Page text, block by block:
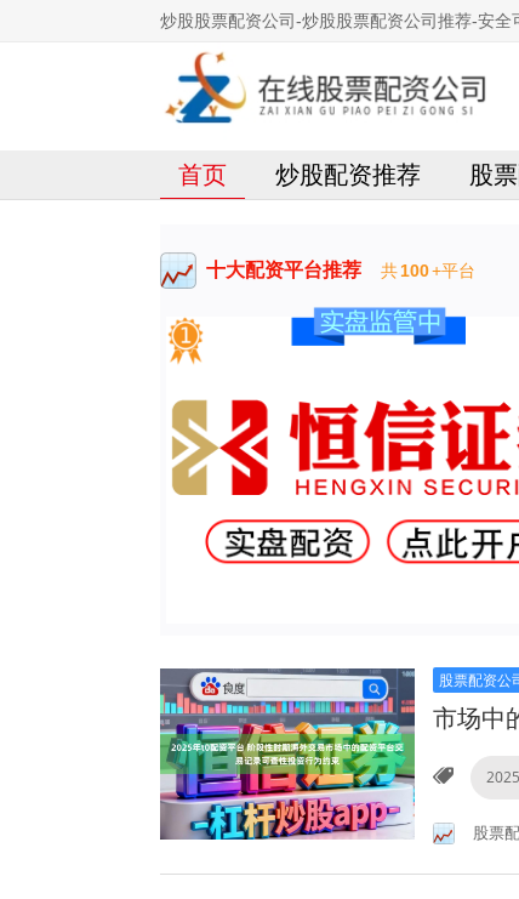
炒股股票配资公司-炒股股票配资公司推荐-安全
首页 炒股配资推荐 股
十大配资平台推荐 共100+平台
股票配资公
市场中
股票